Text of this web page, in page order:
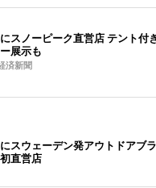
スノーピーク直営店 テント付
展示も
済新聞
スウェーデン発アウトドアブ
直営店